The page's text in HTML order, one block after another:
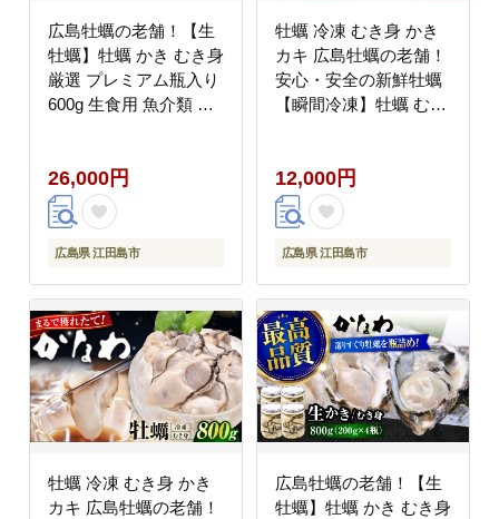
広島牡蠣の老舗！【生
牡蠣】牡蠣 かき むき身
厳選 プレミアム瓶入り
600g 生食用 魚介類 海
[XBP006] 牡蠣
26,000円
広島県 江田島市
牡蠣 冷凍 むき身 かき
カキ 広島牡蠣の老舗！
安心・安全の新鮮牡蠣
【瞬間冷凍】牡蠣 むき
田島市/株式会社かなわ
[XBP052] 牡蠣
12,000円
広島県 江田島市
牡蠣 冷凍 むき身 かき
カキ 広島牡蠣の老舗！
広島牡蠣の老舗！【生
牡蠣】牡蠣 かき むき身